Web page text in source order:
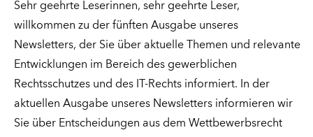
Sehr geehrte Leserinnen, sehr geehrte Leser,
willkommen zu der fünften Ausgabe unseres
Newsletters, der Sie über aktuelle Themen und relevante
Entwicklungen im Bereich des gewerblichen
Rechtsschutzes und des IT-Rechts informiert. In der
aktuellen Ausgabe unseres Newsletters informieren wir
Sie über Entscheidungen aus dem Wettbewerbsrecht